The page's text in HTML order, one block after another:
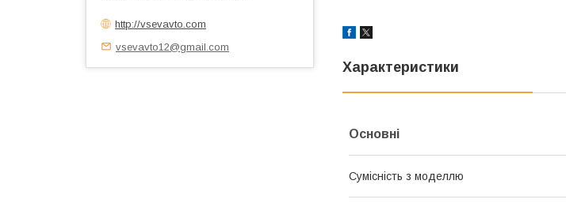
Характеристики
Основні
Сумісність з моделлю
http://vsevavto.com
vsevavto12@gmail.com